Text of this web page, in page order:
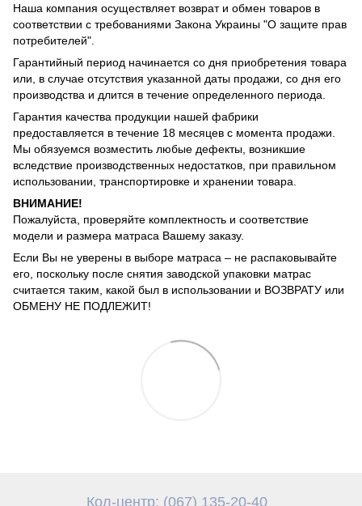
Наша компания осуществляет возврат и обмен товаров в
соответствии с требованиями Закона Украины "О защите прав
потребителей".
Гарантийный период начинается со дня приобретения товара
или, в случае отсутствия указанной даты продажи, со дня его
производства и длится в течение определенного периода.
Гарантия качества продукции нашей фабрики
предоставляется в течение 18 месяцев с момента продажи.
Мы обязуемся возместить любые дефекты, возникшие
вследствие производственных недостатков, при правильном
использовании, транспортировке и хранении товара.
ВНИМАНИЕ!
Пожалуйста, проверяйте комплектность и соответствие
модели и размера матраса Вашему заказу.
Если Вы не уверены в выборе матраса – не распаковывайте
его, поскольку после снятия заводской упаковки матрас
считается таким, какой был в использовании и ВОЗВРАТУ или
ОБМЕНУ НЕ ПОДЛЕЖИТ!
Кол-центр: (067) 135-20-40